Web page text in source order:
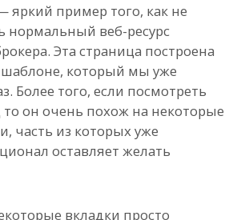
яркий пример того, как не
нормальный веб-ресурс
Эта страница построена
который мы уже
Более того, если посмотреть
он очень похож на некоторые
часть из которых уже
оставляет желать
вкладки просто